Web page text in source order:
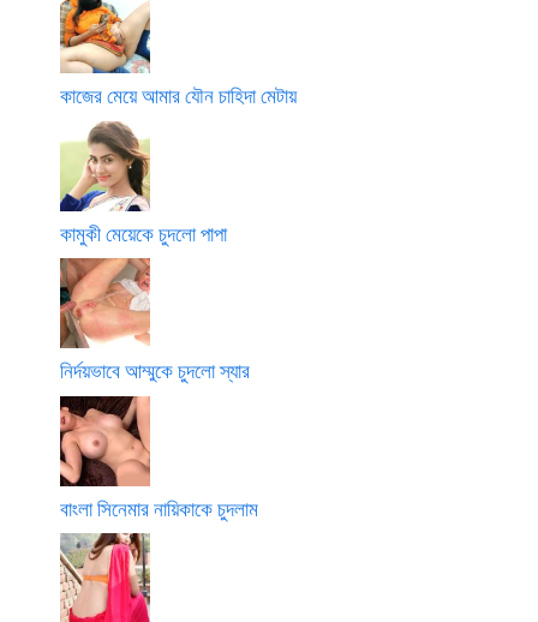
কাজের মেয়ে আমার যৌন চাহিদা মেটায়
কামুকী মেয়েকে চুদলো পাপা
নির্দয়ভাবে আম্মুকে চুদলো স্যার
বাংলা সিনেমার নায়িকাকে চুদলাম